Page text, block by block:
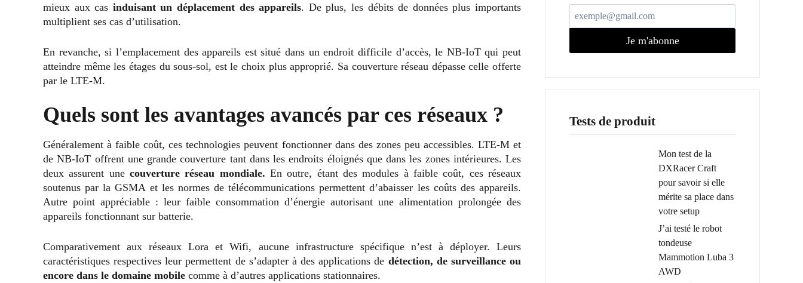
mieux aux cas induisant un déplacement des appareils. De plus, les débits de données plus importants
multiplient ses cas d’utilisation.
En revanche, si l’emplacement des appareils est situé dans un endroit difficile d’accès, le NB-IoT qui peut
atteindre même les étages du sous-sol, est le choix plus approprié. Sa couverture réseau dépasse celle offerte
par le LTE-M.
Quels sont les avantages avancés par ces réseaux ?
Généralement à faible coût, ces technologies peuvent fonctionner dans des zones peu accessibles. LTE-M et
de NB-IoT offrent une grande couverture tant dans les endroits éloignés que dans les zones intérieures. Les
deux assurent une couverture réseau mondiale. En outre, étant des modules à faible coût, ces réseaux
soutenus par la GSMA et les normes de télécommunications permettent d’abaisser les coûts des appareils.
Autre point appréciable : leur faible consommation d’énergie autorisant une alimentation prolongée des
appareils fonctionnant sur batterie.
Comparativement aux réseaux Lora et Wifi, aucune infrastructure spécifique n’est à déployer. Leurs
caractéristiques respectives leur permettent de s’adapter à des applications de détection, de surveillance ou
encore dans le domaine mobile comme à d’autres applications stationnaires.
Je m'abonne
Tests de produit
Mon test de la
DXRacer Craft
pour savoir si elle
mérite sa place dans
votre setup
J’ai testé le robot
tondeuse
Mammotion Luba 3
AWD